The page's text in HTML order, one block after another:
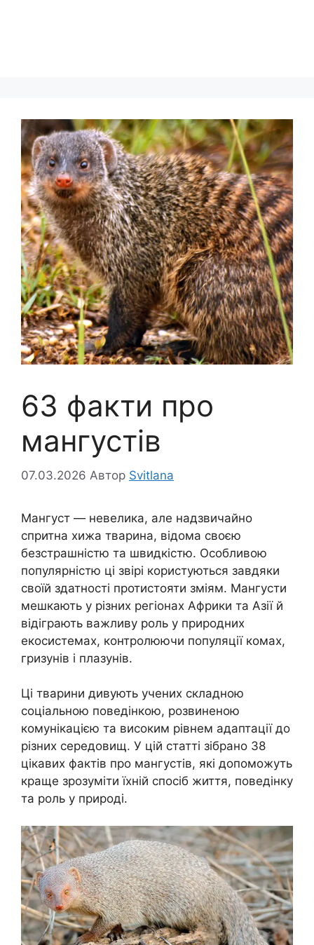
63 факти про
мангустів
07.03.2026 Автор Svitlana
Мангуст — невелика, але надзвичайно
спритна хижа тварина, відома своєю
безстрашністю та швидкістю. Особливою
популярністю ці звірі користуються завдяки
своїй здатності протистояти зміям. Мангусти
мешкають у різних регіонах Африки та Азії й
відіграють важливу роль у природних
екосистемах, контролюючи популяції комах,
гризунів і плазунів.
Ці тварини дивують учених складною
соціальною поведінкою, розвиненою
комунікацією та високим рівнем адаптації до
різних середовищ. У цій статті зібрано 38
цікавих фактів про мангустів, які допоможуть
краще зрозуміти їхній спосіб життя, поведінку
та роль у природі.